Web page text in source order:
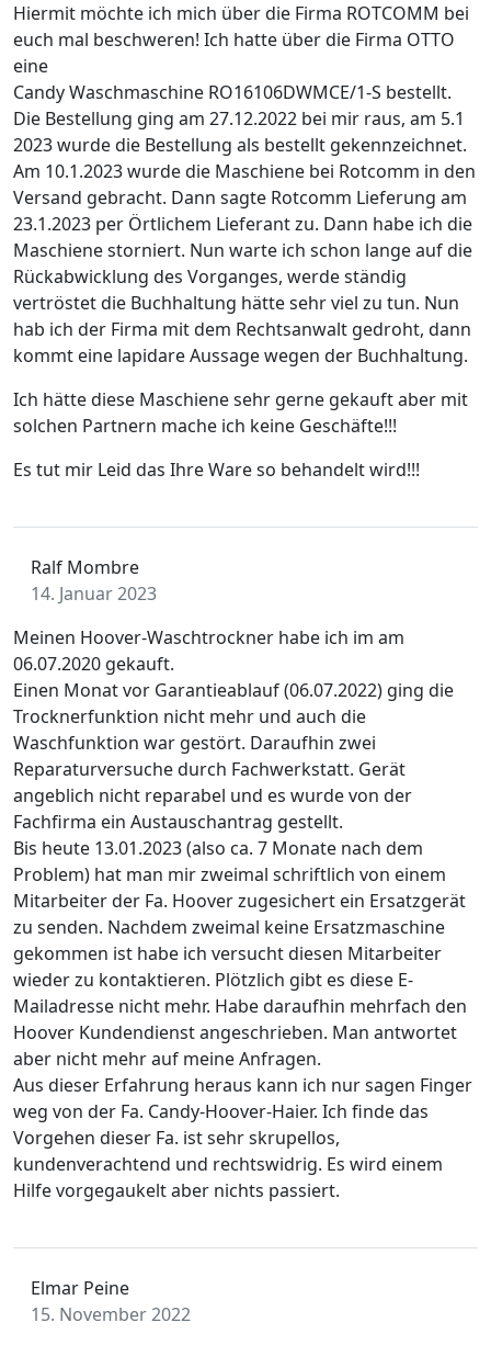
Hiermit möchte ich mich über die Firma ROTCOMM bei
euch mal beschweren! Ich hatte über die Firma OTTO
eine
Candy Waschmaschine RO16106DWMCE/1-S bestellt.
Die Bestellung ging am 27.12.2022 bei mir raus, am 5.1
2023 wurde die Bestellung als bestellt gekennzeichnet.
Am 10.1.2023 wurde die Maschiene bei Rotcomm in den
Versand gebracht. Dann sagte Rotcomm Lieferung am
23.1.2023 per Örtlichem Lieferant zu. Dann habe ich die
Maschiene storniert. Nun warte ich schon lange auf die
Rückabwicklung des Vorganges, werde ständig
vertröstet die Buchhaltung hätte sehr viel zu tun. Nun
hab ich der Firma mit dem Rechtsanwalt gedroht, dann
kommt eine lapidare Aussage wegen der Buchhaltung.
Ich hätte diese Maschiene sehr gerne gekauft aber mit
solchen Partnern mache ich keine Geschäfte!!!
Es tut mir Leid das Ihre Ware so behandelt wird!!!
Ralf Mombre
14. Januar 2023
Meinen Hoover-Waschtrockner habe ich im am
06.07.2020 gekauft.
Einen Monat vor Garantieablauf (06.07.2022) ging die
Trocknerfunktion nicht mehr und auch die
Waschfunktion war gestört. Daraufhin zwei
Reparaturversuche durch Fachwerkstatt. Gerät
angeblich nicht reparabel und es wurde von der
Fachfirma ein Austauschantrag gestellt.
Bis heute 13.01.2023 (also ca. 7 Monate nach dem
Problem) hat man mir zweimal schriftlich von einem
Mitarbeiter der Fa. Hoover zugesichert ein Ersatzgerät
zu senden. Nachdem zweimal keine Ersatzmaschine
gekommen ist habe ich versucht diesen Mitarbeiter
wieder zu kontaktieren. Plötzlich gibt es diese E-
Mailadresse nicht mehr. Habe daraufhin mehrfach den
Hoover Kundendienst angeschrieben. Man antwortet
aber nicht mehr auf meine Anfragen.
Aus dieser Erfahrung heraus kann ich nur sagen Finger
weg von der Fa. Candy-Hoover-Haier. Ich finde das
Vorgehen dieser Fa. ist sehr skrupellos,
kundenverachtend und rechtswidrig. Es wird einem
Hilfe vorgegaukelt aber nichts passiert.
Elmar Peine
15. November 2022